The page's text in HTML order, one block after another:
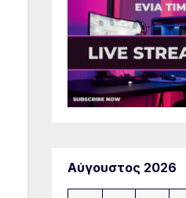
Αύγουστος 2026